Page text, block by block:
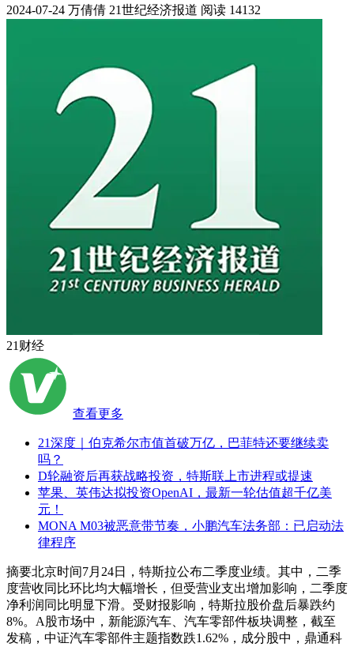
2024-07-24 万倩倩 21世纪经济报道 阅读 14132
21财经
查看更多
21深度｜伯克希尔市值首破万亿，巴菲特还要继续卖
吗？
D轮融资后再获战略投资，特斯联上市进程或提速
苹果、英伟达拟投资OpenAI，最新一轮估值超千亿美
元！
MONA M03被恶意带节奏，小鹏汽车法务部：已启动法
律程序
摘要北京时间7月24日，特斯拉公布二季度业绩。其中，二季
度营收同比环比均大幅增长，但受营业支出增加影响，二季度
净利润同比明显下滑。受财报影响，特斯拉股价盘后暴跌约
8%。A股市场中，新能源汽车、汽车零部件板块调整，截至
发稿，中证汽车零部件主题指数跌1.62%，成分股中，鼎通科